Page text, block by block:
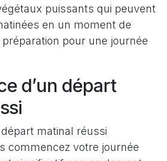
puissants qui peuvent
en un moment de
pour une journée
d’un départ
matinal réussi
commencez votre journée